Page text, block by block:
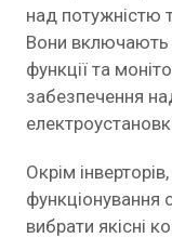
над потужністю
Вони включають
функції та
забезпечення
Окрім
функціонування
вибрати якісні